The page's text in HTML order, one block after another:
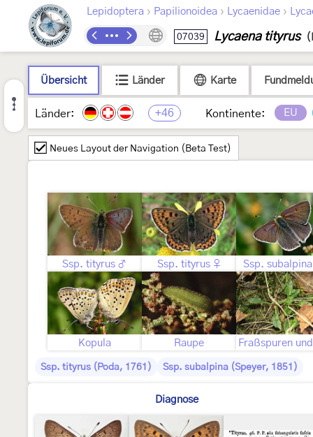
Lepidoptera › Papilionoidea › Lycaenidae ›
07039 Lycaena tityrus
Übersicht Länder Karte
Länder: +46 Kontinente: EU
Neues Layout der Navigation (Beta Test)
Ssp. tityrus ♂ Ssp. tityrus ♀ Ssp.
Kopula Raupe
Ssp. tityrus (Poda, 1761) Ssp. subalpina (Speyer, 1851)
Diagnose